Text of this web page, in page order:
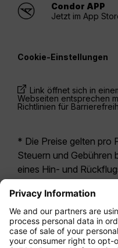
Condor APP
Jetzt im App
Cookie-Einstellungen
Link öffnet sich in
Webseiten entsprechen
Richtlinien für
* Die Preise gelten pro
Steuern und Gebühren
eines Hin- und
letzten 24 Stunden
möglicherweise nicht
Economy Class
sich i.d.R. um
Tarifoption. Es können